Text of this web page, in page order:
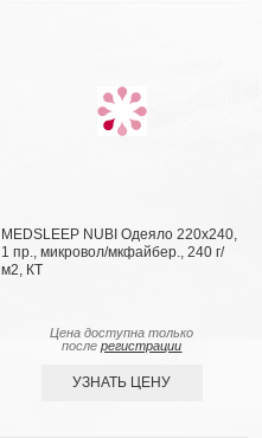
MEDSLEEP NUBI Одеяло 220х240,
1 пр., микровол/мкфайбер., 240 г/
м2, КТ
Цена доступна только
послерегистрации
УЗНАТЬ ЦЕНУ